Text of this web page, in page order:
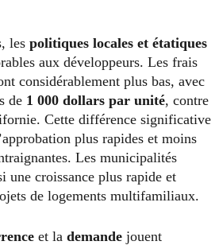
les politiques locales et étatiques
aux développeurs. Les frais
considérablement plus bas, avec
de 1 000 dollars par unité, contre
Cette différence significative
plus rapides et moins
Les municipalités
une croissance plus rapide et
de logements multifamiliaux.
et la demande jouent